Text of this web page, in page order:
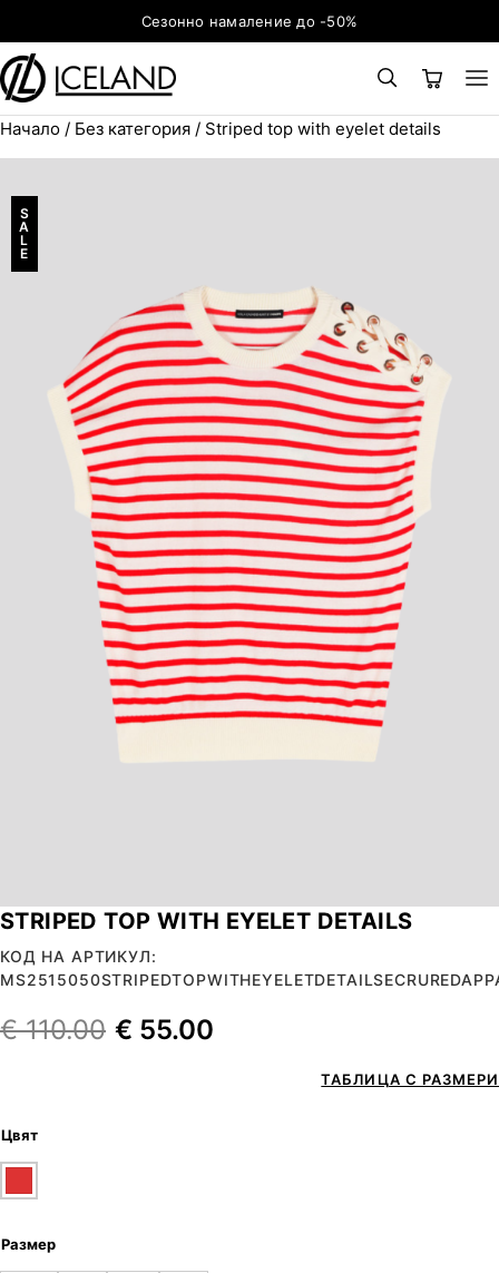
Към съдържаниетоСезонно намаление до -50%
ТЪРСЕНЕ
Начало / Без категория / Striped top with eyelet details
S
A
L
E
STRIPED TOP WITH EYELET DETAILS
КОД НА АРТИКУЛ:
€110.00 € 55.00
ТАБЛИЦА С РАЗМЕРИ
Цвят
Размер